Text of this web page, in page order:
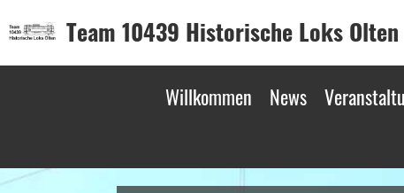
Team 10439 Historische Loks Olten
Willkommen News